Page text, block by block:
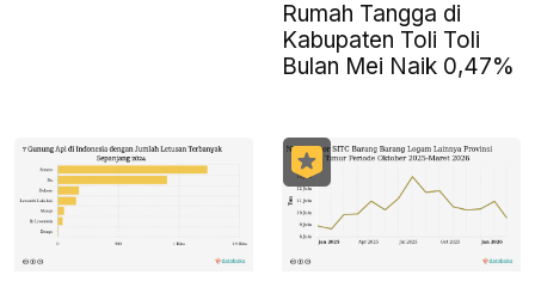
Rumah Tangga di
Kabupaten Toli Toli
Bulan Mei Naik 0,47%